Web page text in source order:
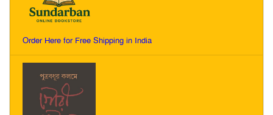
Order Here for Free Shipping in India